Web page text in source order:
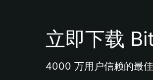
立即下载
4000 万用户信赖的最